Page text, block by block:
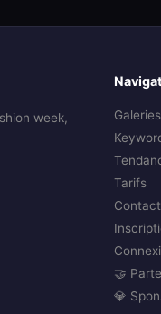
week,
Galeries
Tarifs
Contact
🤝
💎